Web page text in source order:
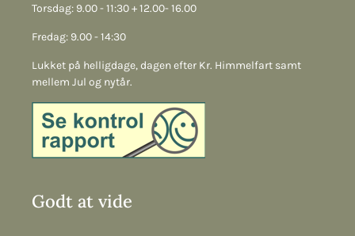
Torsdag: 9.00 - 11:30 + 12.00- 16.00
Fredag: 9.00 - 14:30
Lukket på helligdage, dagen efter Kr. Himmelfart samt
mellem Jul og nytår.
Godt at vide